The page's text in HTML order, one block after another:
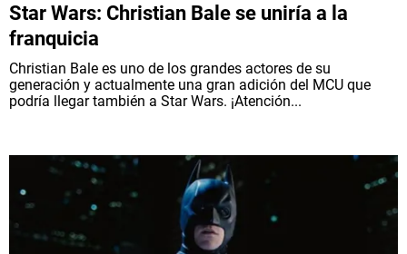
Star Wars: Christian Bale se uniría a la
franquicia
Christian Bale es uno de los grandes actores de su
generación y actualmente una gran adición del MCU que
podría llegar también a Star Wars. ¡Atención...